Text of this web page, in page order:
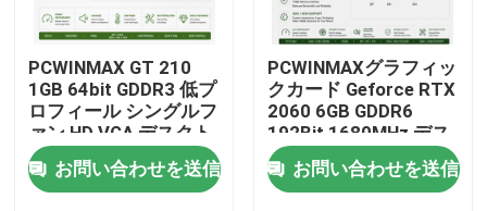
私達について
工場旅行
品質管理
PCWINMAX GT 210
1GB 64bit GDDR3 低プ
ロフィール シングルフ
ァン HD VGA デスクト
ップビデオカード 原
PCI エクスプレス
2.0x16 GPU
お問い合わせを送信
PCWINMAXグラフィッ
クカード Geforce RTX
2060 6GB GDDR6
192Bit 1680MHz デス
クトップPC用
HD/DP/DVI付きデュア
ルファンゲームGPU
お問い合わせを送信